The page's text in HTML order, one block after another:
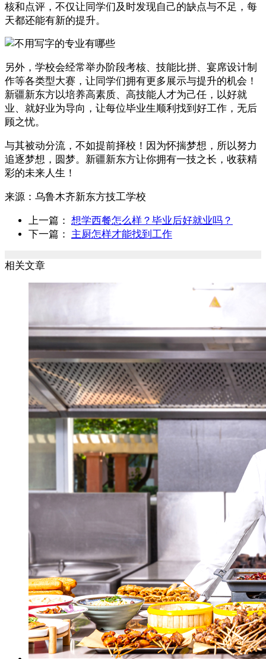
核和点评，不仅让同学们及时发现自己的缺点与不足，每
天都还能有新的提升。
另外，学校会经常举办阶段考核、技能比拼、宴席设计制
作等各类型大赛，让同学们拥有更多展示与提升的机会！
新疆新东方以培养高素质、高技能人才为己任，以好就
业、就好业为导向，让每位毕业生顺利找到好工作，无后
顾之忧。
与其被动分流，不如提前择校！因为怀揣梦想，所以努力
追逐梦想，圆梦。新疆新东方让你拥有一技之长，收获精
彩的未来人生！
来源： 乌鲁木齐新东方技工学校
上一篇： 想学西餐怎么样？毕业后好就业吗？
下一篇： 主厨怎样才能找到工作
相关文章